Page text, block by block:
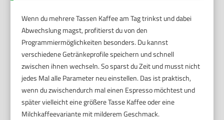
Wenn du mehrere Tassen Kaffee am Tag trinkst und dabei
Abwechslung magst, profitierst du von den
Programmiermöglichkeiten besonders. Du kannst
verschiedene Getränkeprofile speichern und schnell
zwischen ihnen wechseln. So sparst du Zeit und musst nicht
jedes Mal alle Parameter neu einstellen. Das ist praktisch,
wenn du zwischendurch mal einen Espresso möchtest und
später vielleicht eine größere Tasse Kaffee oder eine
Milchkaffeevariante mit milderem Geschmack.